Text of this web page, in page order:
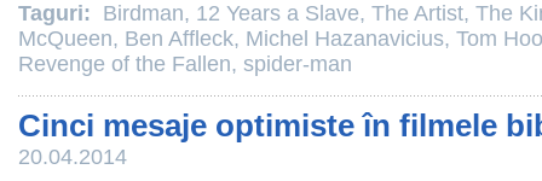
Taguri: Birdman, 12 Years a Slave, The Artist, The
McQueen, Ben Affleck, Michel Hazanavicius, Tom
Revenge of the Fallen, spider-man
Cinci mesaje optimiste în filmele
20.04.2014